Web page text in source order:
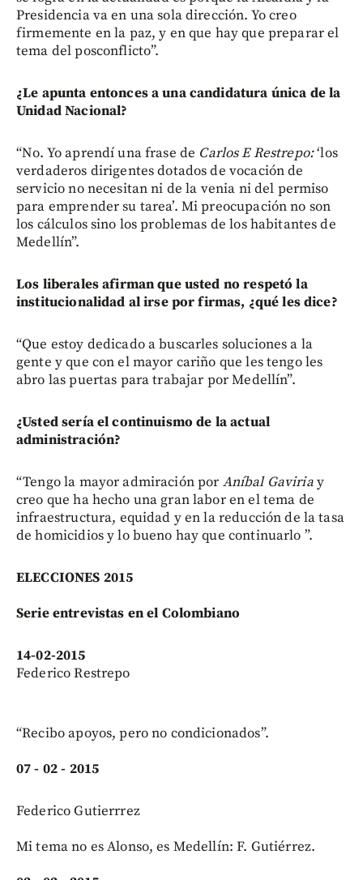
Presidencia va en una sola dirección. Yo creo
firmemente en la paz, y en que hay que preparar el
tema del posconflicto”.
¿Le apunta entonces a una candidatura única de la
Unidad Nacional?
“No. Yo aprendí una frase de Carlos E Restrepo:‘los
verdaderos dirigentes dotados de vocación de
servicio no necesitan ni de la venia ni del permiso
para emprender su tarea’. Mi preocupación no son
los cálculos sino los problemas de los habitantes de
Medellín”.
Los liberales afirman que usted no respetó la
institucionalidad al irse por firmas, ¿qué les dice?
“Que estoy dedicado a buscarles soluciones a la
gente y que con el mayor cariño que les tengo les
abro las puertas para trabajar por Medellín”.
¿Usted sería el continuismo de la actual
administración?
“Tengo la mayor admiración por Aníbal Gaviriay
creo que ha hecho una gran labor en el tema de
infraestructura, equidad y en la reducción de la tasa
de homicidios y lo bueno hay que continuarlo ”.
ELECCIONES 2015
Serie entrevistas en el Colombiano
14-02-2015
Federico Restrepo
“Recibo apoyos, pero no condicionados”.
07 - 02 - 2015
Federico Gutierrrez
Mi tema no es Alonso, es Medellín: F. Gutiérrez.